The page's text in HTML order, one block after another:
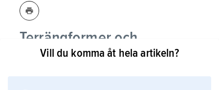
Terrängformer och
berggrund
Vill du komma åt hela artikeln?